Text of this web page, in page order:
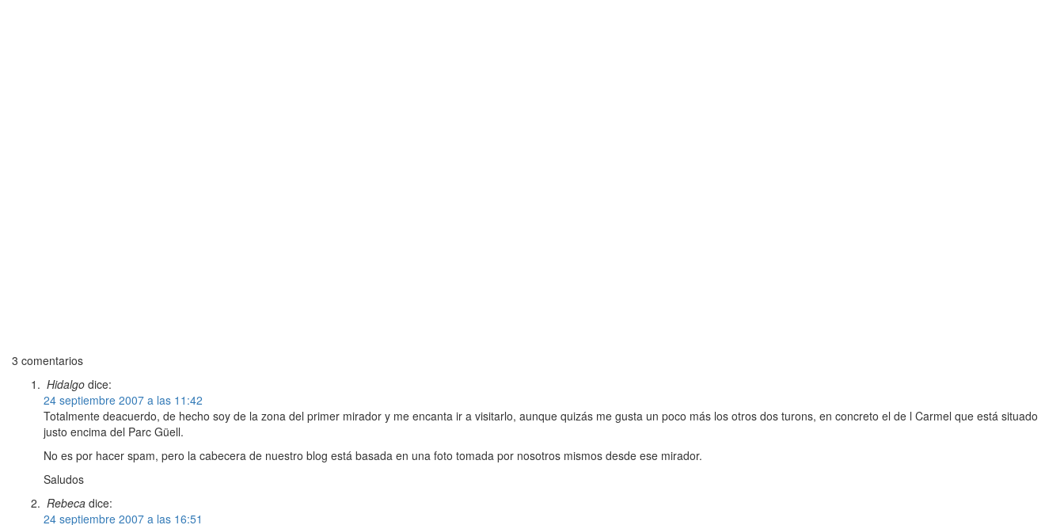
3 comentarios
Hidalgo dice:
24 septiembre 2007 a las 11:42
Totalmente deacuerdo, de hecho soy de la zona del primer mirador y me encanta ir a visitarlo, aunque quizás me gusta un poco más los otros dos turons, en concreto el de l Carmel que está situado
justo encima del Parc Güell.
No es por hacer spam, pero la cabecera de nuestro blog está basada en una foto tomada por nosotros mismos desde ese mirador.
Saludos
Rebeca dice:
24 septiembre 2007 a las 16:51